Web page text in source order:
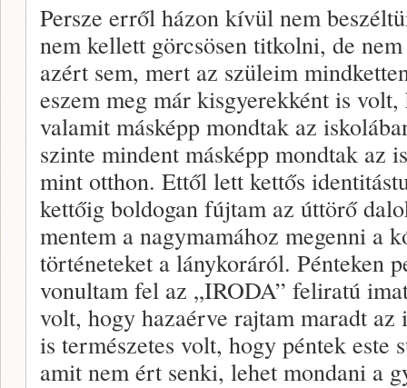
Persze erről házon kívül nem
nem kellett görcsösen titkolni, de
azért sem, mert az szüleim
eszem meg már kisgyerekként is
valamit másképp mondtak az
szinte mindent másképp mondtak az
mint otthon. Ettől lett kettős
kettőig boldogan fújtam az úttörő
mentem a nagymamához megenni a
történeteket a lánykoráról. Pénteken
vonultam fel az „IRODA” feliratú
volt, hogy hazaérve rajtam maradt
is természetes volt, hogy péntek este
amit nem ért senki, lehet mondani a